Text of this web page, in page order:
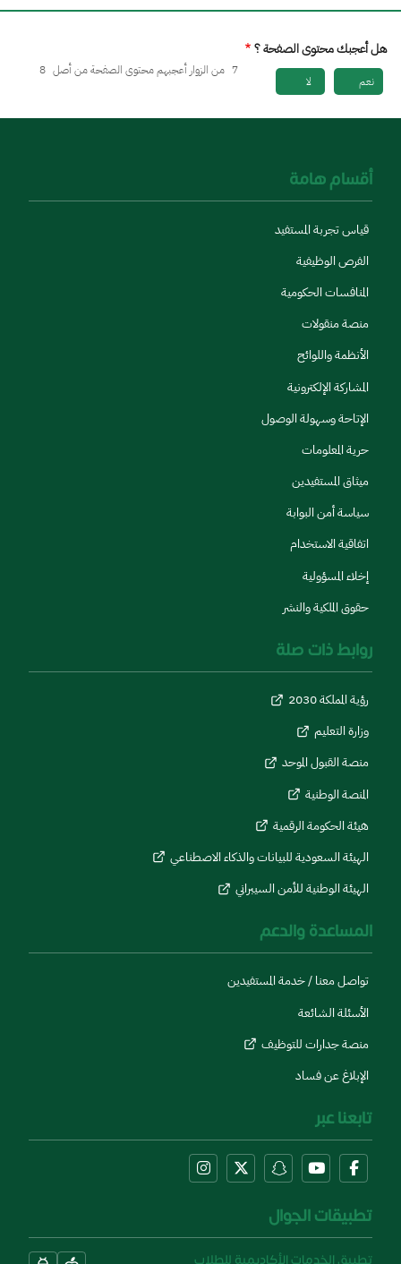
هل أعجبك محتوى الصفحة ؟
نعم لا
7 من الزوار أعجبهم محتوى الصفحة من أصل 8
أقسام هامة
قياس تجربة المستفيد
الفرص الوظيفية
المنافسات الحكومية
منصة منقولات
الأنظمة واللوائح
المشاركة الإلكترونية
الإتاحة وسهولة الوصول
حرية المعلومات
ميثاق المستفيدين
سياسة أمن البوابة
اتفاقية الاستخدام
إخلاء المسؤولية
حقوق الملكية والنشر
روابط ذات صلة
رؤية المملكة 2030
وزارة التعليم
منصة القبول الموحد
المنصة الوطنية
هيئة الحكومة الرقمية
الهيئة السعودية للبيانات والذكاء الاصطناعي
الهيئة الوطنية للأمن السيبراني
المساعدة والدعم
تواصل معنا / خدمة المستفيدين
الأسئلة الشائعة
منصة جدارات للتوظيف
الإبلاغ عن فساد
تابعنا عبر
تطبيقات الجوال
تطبيق الخدمات الأكاديمية للطلاب